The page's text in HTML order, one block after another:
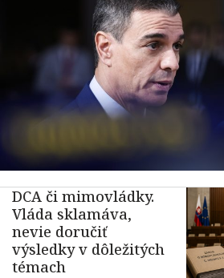
DCA či mimovládky.
Vláda sklamáva,
nevie doručiť
výsledky v dôležitých
témach